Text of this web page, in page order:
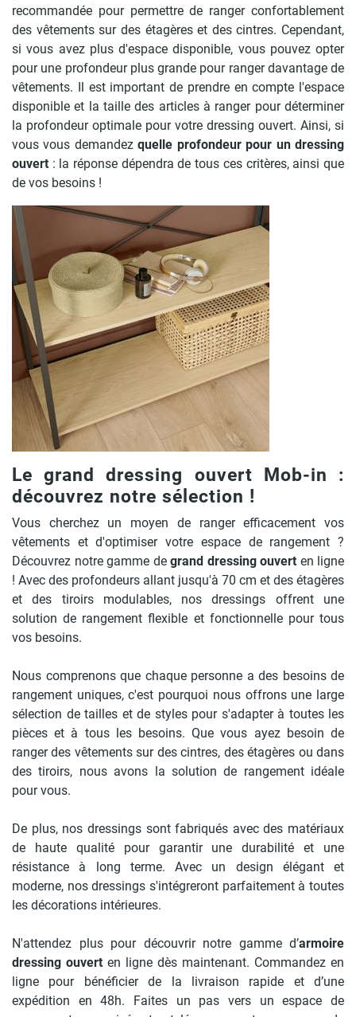
recommandée pour permettre de ranger confortablement
des vêtements sur des étagères et des cintres. Cependant,
si vous avez plus d'espace disponible, vous pouvez opter
pour une profondeur plus grande pour ranger davantage de
vêtements. Il est important de prendre en compte l'espace
disponible et la taille des articles à ranger pour déterminer
la profondeur optimale pour votre dressing ouvert. Ainsi, si
vous vous demandezquelle profondeur pour un dressing
ouvert : la réponse dépendra de tous ces critères, ainsi que
de vos besoins !
Le grand dressing ouvert Mob-in :
découvrez notre sélection !
Vous cherchez un moyen de ranger efficacement vos
vêtements et d'optimiser votre espace de rangement ?
Découvrez notre gamme de grand dressing ouvert en ligne
! Avec des profondeurs allant jusqu'à 70 cm et des étagères
et des tiroirs modulables, nos dressings offrent une
solution de rangement flexible et fonctionnelle pour tous
vos besoins.
Nous comprenons que chaque personne a des besoins de
rangement uniques, c'est pourquoi nous offrons une large
sélection de tailles et de styles pour s'adapter à toutes les
pièces et à tous les besoins. Que vous ayez besoin de
ranger des vêtements sur des cintres, des étagères ou dans
des tiroirs, nous avons la solution de rangement idéale
pour vous.
De plus, nos dressings sont fabriqués avec des matériaux
de haute qualité pour garantir une durabilité et une
résistance à long terme. Avec un design élégant et
moderne, nos dressings s'intégreront parfaitement à toutes
les décorations intérieures.
N'attendez plus pour découvrir notre gamme d’armoire
dressing ouvert en ligne dès maintenant. Commandez en
ligne pour bénéficier de la livraison rapide et d’une
expédition en 48h. Faites un pas vers un espace de